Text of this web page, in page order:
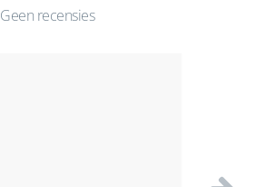
Geen recensies